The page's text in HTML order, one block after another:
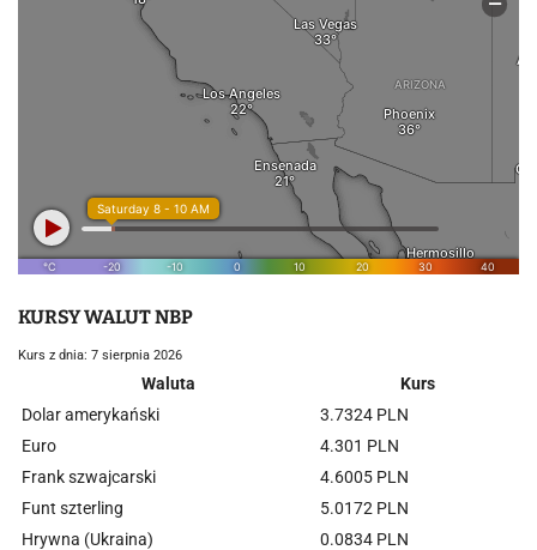
KURSY WALUT NBP
Kurs z dnia: 7 sierpnia 2026
Waluta
Kurs
Dolar amerykański
3.7324 PLN
Euro
4.301 PLN
Frank szwajcarski
4.6005 PLN
Funt szterling
5.0172 PLN
Hrywna (Ukraina)
0.0834 PLN